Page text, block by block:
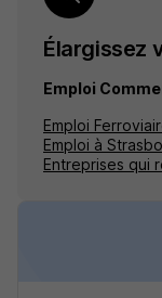
Élargissez
Emploi
Emploi
Emploi à
Entreprises qui